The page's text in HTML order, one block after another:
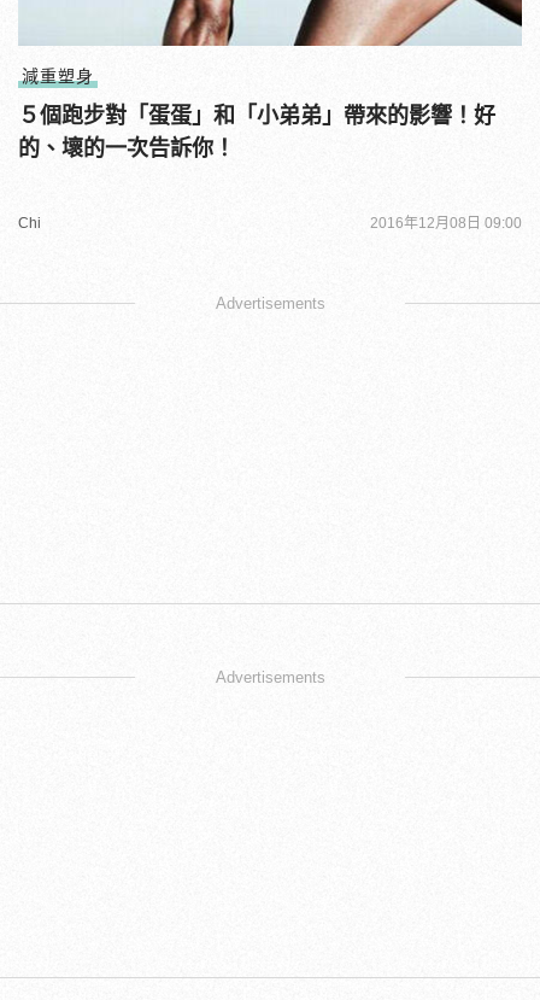
減重塑身
５個跑步對「蛋蛋」和「小弟弟」帶來的影響！好
的、壞的一次告訴你！
Chi 2016年12月08日 09:00
Advertisements
Advertisements